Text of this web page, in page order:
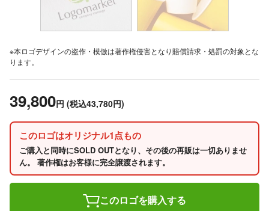
※本ロゴデザインの盗作・模倣は著作権侵害となり賠償請求・処罰の対象とな
ります。
39,800円 (税込43,780円)
このロゴはオリジナル1点もの
ご購入と同時にSOLD OUTとなり、その後の再販は一切ありませ
ん。 著作権はお客様に完全譲渡されます。
このロゴを購入する